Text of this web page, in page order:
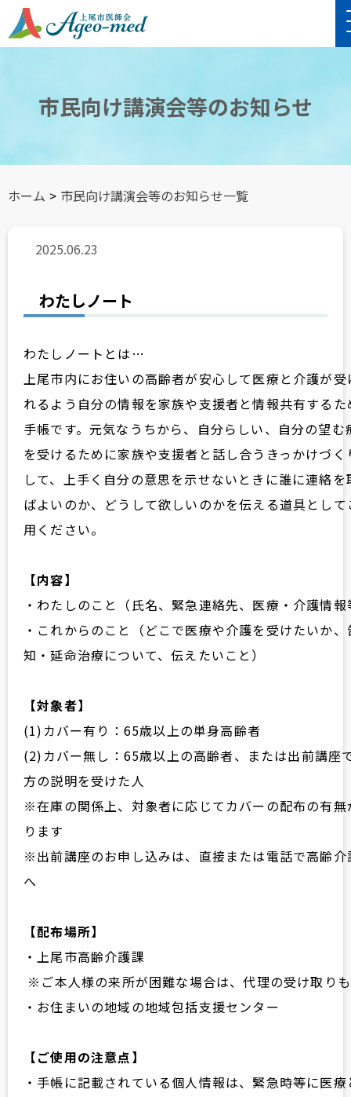
市民向け講演会等のお知らせ
ホーム > 市民向け講演会等のお知らせ一覧
2025.06.23
わたしノート
わたしノートとは…
上尾市内にお住いの高齢者が安心して医療と介護が受
れるよう自分の情報を家族や支援者と情報共有するた
手帳です。元気なうちから、自分らしい、自分の望む
を受けるために家族や支援者と話し合うきっかけづく
して、上手く自分の意思を示せないときに誰に連絡を
ばよいのか、どうして欲しいのかを伝える道具として
用ください。
【内容】
・わたしのこと（氏名、緊急連絡先、医療・介護情報
・これからのこと（どこで医療や介護を受けたいか、
知・延命治療について、伝えたいこと）
【対象者】
(1)カバー有り：65歳以上の単身高齢者
(2)カバー無し：65歳以上の高齢者、または出前講座
方の説明を受けた人
※在庫の関係上、対象者に応じてカバーの配布の有無
ります
※出前講座のお申し込みは、直接または電話で高齢介
へ
【配布場所】
・上尾市高齢介護課
※ご本人様の来所が困難な場合は、代理の受け取り
・お住まいの地域の地域包括支援センター
【ご使用の注意点】
・手帳に記載されている個人情報は、緊急時等に医療